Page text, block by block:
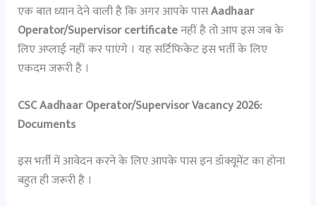
एक बात ध्यान देने वाली है कि अगर आपके पासAadhaar
Operator/Supervisor certificateनहीं है तो आप इस जब के
लिए अप्लाई नहीं कर पाएंगे । यह सर्टिफिकेट इस भर्ती के लिए
एकदम जरूरी है ।
CSC Aadhaar Operator/Supervisor Vacancy 2026:
Documents
इस भर्ती में आवेदन करने के लिए आपके पास इन डॉक्यूमेंट का होना
बहुत ही जरूरी है ।